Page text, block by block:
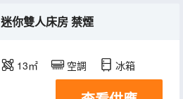
迷你雙人床房 禁煙
13㎡ 空調 冰箱